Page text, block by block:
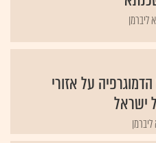
ליברמן
על אזורי
ישראל
ליברמן